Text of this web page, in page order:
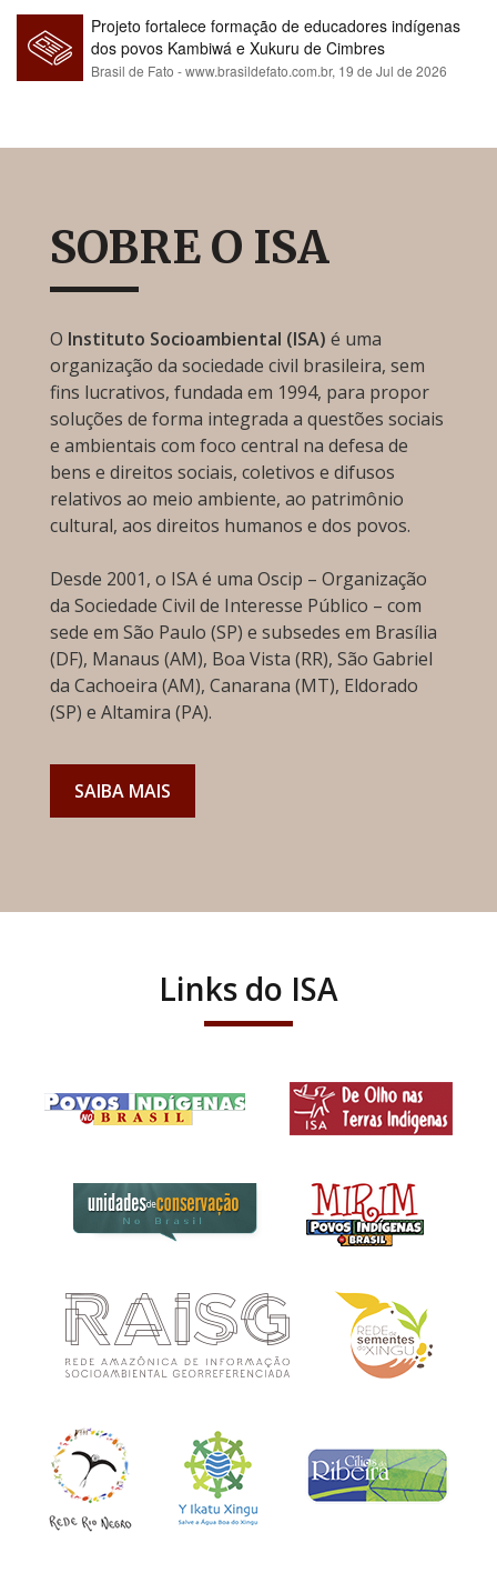
Projeto fortalece formação de educadores indígenas
dos povos Kambiwá e Xukuru de Cimbres
Brasil de Fato - www.brasildefato.com.br, 19 de Jul de 2026
SOBRE O ISA
O Instituto Socioambiental (ISA) é uma
organização da sociedade civil brasileira, sem
fins lucrativos, fundada em 1994, para propor
soluções de forma integrada a questões sociais
e ambientais com foco central na defesa de
bens e direitos sociais, coletivos e difusos
relativos ao meio ambiente, ao patrimônio
cultural, aos direitos humanos e dos povos.
Desde 2001, o ISA é uma Oscip – Organização
da Sociedade Civil de Interesse Público – com
sede em São Paulo (SP) e subsedes em Brasília
(DF), Manaus (AM), Boa Vista (RR), São Gabriel
da Cachoeira (AM), Canarana (MT), Eldorado
(SP) e Altamira (PA).
SAIBA MAIS
Links do ISA